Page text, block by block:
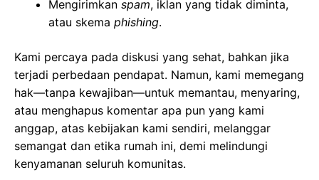
Mengirimkan spam, iklan yang tidak diminta,
atau skema phishing.
Kami percaya pada diskusi yang sehat, bahkan jika
terjadi perbedaan pendapat. Namun, kami memegang
hak—tanpa kewajiban—untuk memantau, menyaring,
atau menghapus komentar apa pun yang kami
anggap, atas kebijakan kami sendiri, melanggar
semangat dan etika rumah ini, demi melindungi
kenyamanan seluruh komunitas.